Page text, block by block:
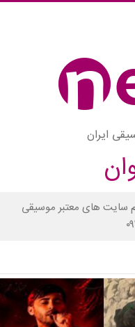
ایران
های معتبر موسیقی